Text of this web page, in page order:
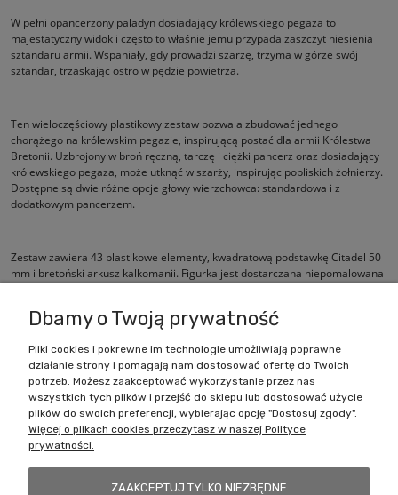
W pełni opancerzony paladyn dosiadający królewskiego pegaza to
majestatyczny widok i często to właśnie jemu przypada zaszczyt niesienia
sztandaru armii. Wspaniały, gdy prowadzi szarżę, trzyma w górze swój
sztandar, trzaskając ostro w pędzie powietrza.
Ten wieloczęściowy plastikowy zestaw pozwala zbudować jednego
chorążego na królewskim pegazie, inspirującą postać dla armii Królestwa
Bretonii. Uzbrojony w broń ręczną, tarczę i ciężki pancerz oraz dosiadający
królewskiego pegaza, może utknąć w szarży, inspirując pobliskich żołnierzy.
Dostępne są dwie różne opcje głowy wierzchowca: standardowa i z
dodatkowym pancerzem.
Zestaw zawiera 43 plastikowe elementy, kwadratową podstawkę Citadel 50
mm i bretoński arkusz kalkomanii. Figurka jest dostarczana niepomalowana
Zakupy
Pomoc
Dbamy o Twoją prywatność
Pliki cookies i pokrewne im technologie umożliwiają poprawne
działanie strony i pomagają nam dostosować ofertę do Twoich
potrzeb. Możesz zaakceptować wykorzystanie przez nas
wszystkich tych plików i przejść do sklepu lub dostosować użycie
plików do swoich preferencji, wybierając opcję "Dostosuj zgody".
Więcej o plikach cookies przeczytasz w naszej Polityce
prywatności.
ZAAKCEPTUJ TYLKO NIEZBĘDNE